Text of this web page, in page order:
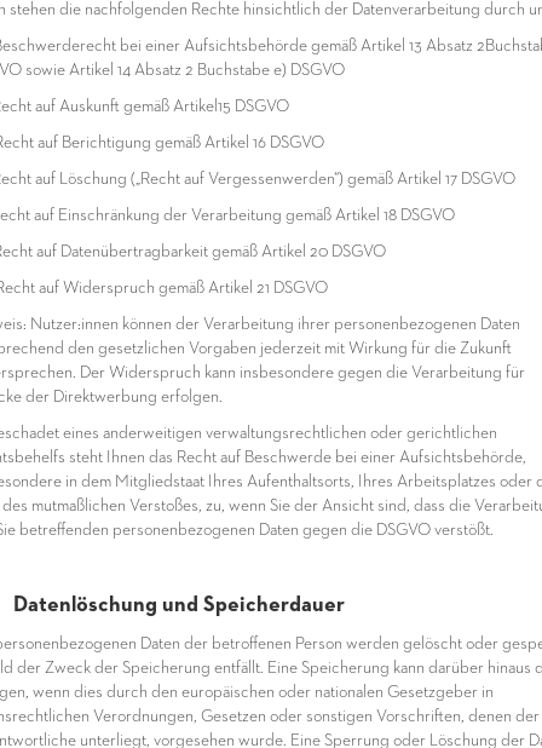
stehen die nachfolgenden Rechte hinsichtlich der Datenverarbeitung durch
bei einer Aufsichtsbehörde gemäß Artikel 13 Absatz
sowie Artikel 14 Absatz 2 Buchstabe e) DSGVO
auf Auskunft gemäß Artikel15 DSGVO
auf Berichtigung gemäß Artikel 16 DSGVO
auf Löschung („Recht auf Vergessenwerden“) gemäß Artikel 17 DSGVO
auf Einschränkung der Verarbeitung gemäß Artikel 18 DSGVO
auf Datenübertragbarkeit gemäß Artikel 20 DSGVO
auf Widerspruch gemäß Artikel 21 DSGVO
Nutzer:innen können der Verarbeitung ihrer personenbezogenen Daten
den gesetzlichen Vorgaben jederzeit mit Wirkung für die Zukunft
Der Widerspruch kann insbesondere gegen die Verarbeitung für
der Direktwerbung erfolgen.
eines anderweitigen verwaltungsrechtlichen oder gerichtlichen
steht Ihnen das Recht auf Beschwerde bei einer Aufsichtsbehörde,
in dem Mitgliedstaat Ihres Aufenthaltsorts, Ihres Arbeitsplatzes oder
mutmaßlichen Verstoßes, zu, wenn Sie der Ansicht sind, dass die
betreffenden personenbezogenen Daten gegen die DSGVO verstößt.
und Speicherdauer
Daten der betroffenen Person werden gelöscht oder
der Zweck der Speicherung entfällt. Eine Speicherung kann darüber hinaus
wenn dies durch den europäischen oder nationalen Gesetzgeber in
Verordnungen, Gesetzen oder sonstigen Vorschriften, denen der
unterliegt, vorgesehen wurde. Eine Sperrung oder Löschung der